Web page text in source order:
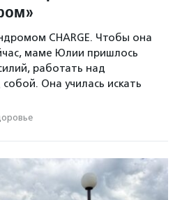
CHARGE. Чтобы она
маме Юлии пришлось
работать над
Она училась искать